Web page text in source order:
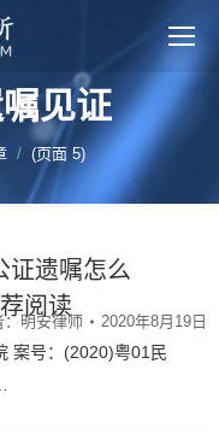
见证
(页面 5)
证遗嘱怎么
阅读
明安律师 2020年8月19日
案号：(2020)粤01民